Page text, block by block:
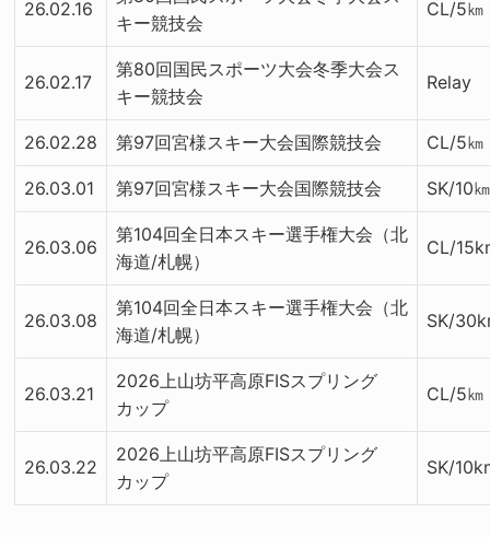
26.02.16
キー競技会
CL/5㎞
26.02.17
第80回国民スポーツ大会冬季大会ス
キー競技会
Relay
26.02.28 第97回宮様スキー大会国際競技会 CL/5㎞
26.03.01 第97回宮様スキー大会国際競技会 SK/10
26.03.06
第104回全日本スキー選手権大会（北
海道/札幌）
CL/
26.03.08
第104回全日本スキー選手権大会（北
海道/札幌）
SK/
26.03.21
2026上山坊平高原FISスプリング
カップ
CL/5㎞
26.03.22
2026上山坊平高原FISスプリング
カップ
SK/